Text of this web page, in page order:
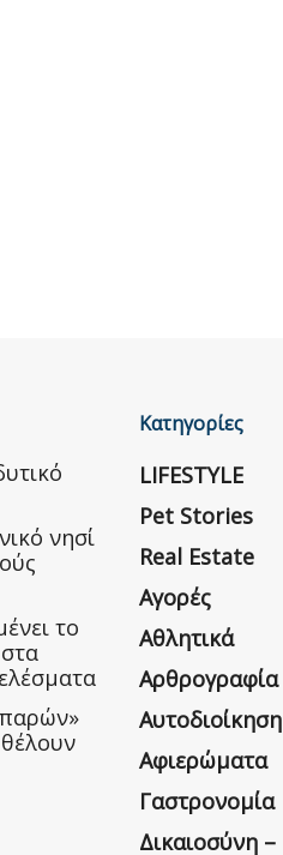
νησί
το
Κατηγορίες
LIFESTYLE
Pet Stories
Real Estate
Αγορές
Αθλητικά
Αρθρογραφία
Αυτοδιοίκηση
Αφιερώματα
Γαστρονομία
Δικαιοσύνη –